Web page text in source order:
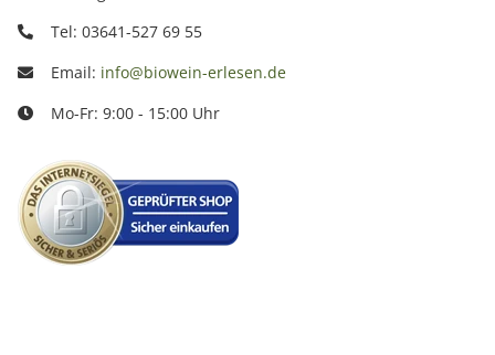
Tel: 03641-527 69 55
Email: info@biowein-erlesen.de
Mo-Fr: 9:00 - 15:00 Uhr